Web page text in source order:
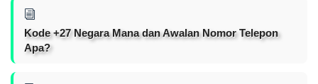
Kode +27 Negara Mana dan Awalan Nomor Telepon
Apa?